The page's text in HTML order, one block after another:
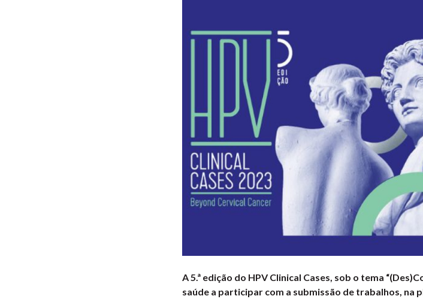
A 5.ª edição do HPV Clinical Cases, sob o tema
saúde a participar com a submissão de trabalhos, na